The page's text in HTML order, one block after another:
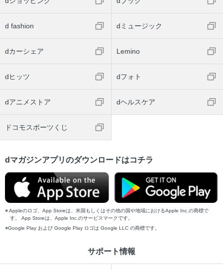
d fashion dミュージック
dカーシェア Lemino
dヒッツ dフォト
dアニメストア dヘルスケア
ドコモスポーツくじ
dマガジンアプリのダウンロードはコチラ
Appleのロゴ、App Storeは、米国もしくはその他の国や地域におけるApple Inc.の商標で
す。 App Storeは、Apple Inc.のサービスマークです。
Google Play および Google Play ロゴは Google LLC の商標です。
サポート情報